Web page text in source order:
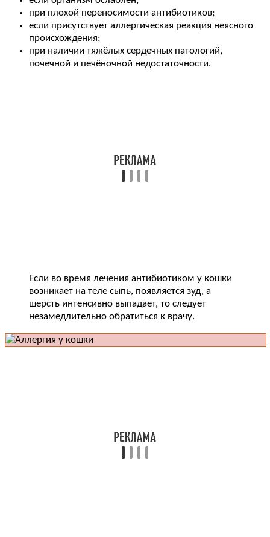
при плохой переносимости антибиотиков;
если присутствует аллергическая реакция неясного
происхождения;
при наличии тяжёлых сердечных патологий,
почечной и печёночной недостаточности.
Если во время лечения антибиотиком у кошки
возникает на теле сыпь, появляется зуд, а
шерсть интенсивно выпадает, то следует
незамедлительно обратиться к врачу.